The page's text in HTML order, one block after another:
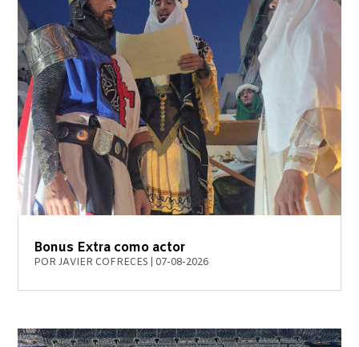
Bonus Extra como actor
PORJAVIER COFRECES 07-08-2026